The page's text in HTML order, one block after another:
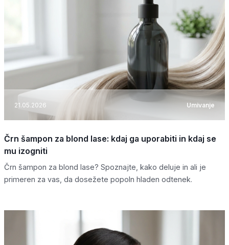
21.05.2026 Umivanje
Črn šampon za blond lase: kdaj ga uporabiti in kdaj se
mu izogniti
Črn šampon za blond lase? Spoznajte, kako deluje in ali je
primeren za vas, da dosežete popoln hladen odtenek.